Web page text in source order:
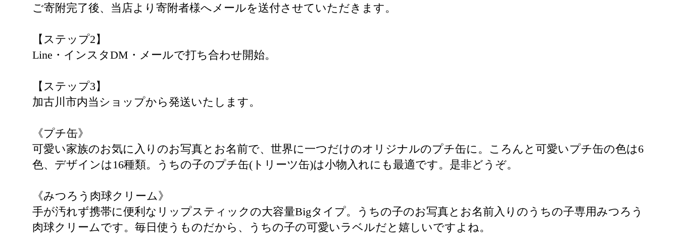
ご寄附完了後、当店より寄附者様へメールを送付させていただきます。
【ステップ2】
Line・インスタDM・メールで打ち合わせ開始。
【ステップ3】
加古川市内当ショップから発送いたします。
《プチ缶》
可愛い家族のお気に入りのお写真とお名前で、世界に一つだけのオリジナルのプチ缶に。ころんと可愛いプチ缶の色は6
色、デザインは16種類。うちの子のプチ缶(トリーツ缶)は小物入れにも最適です。是非どうぞ。
《みつろう肉球クリーム》
手が汚れず携帯に便利なリップスティックの大容量Bigタイプ。うちの子のお写真とお名前入りのうちの子専用みつろう
肉球クリームです。毎日使うものだから、うちの子の可愛いラベルだと嬉しいですよね。